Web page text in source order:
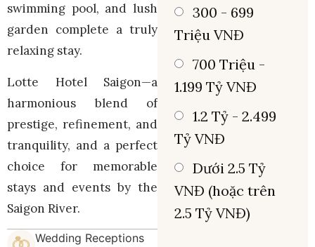
swimming pool, and lush
garden complete a truly
relaxing stay.
Lotte Hotel Saigon—a
harmonious blend of
prestige, refinement, and
tranquility, and a perfect
choice for memorable
stays and events by the
Saigon River.
Wedding Receptions
300 - 699
Triệu VNĐ
700 Triệu -
1.199 Tỷ VNĐ
1.2 Tỷ - 2.499
Tỷ VNĐ
Dưới 2.5 Tỷ
VNĐ (hoặc trên
2.5 Tỷ VNĐ)